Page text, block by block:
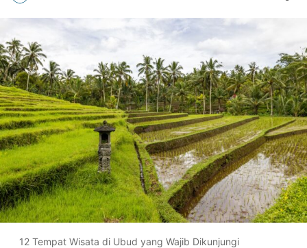
12 Tempat Wisata di Ubud yang Wajib Dikunjungi